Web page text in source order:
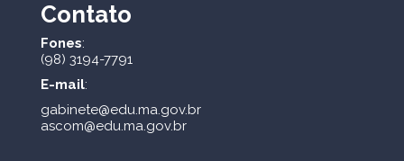
Contato
Fones:
(98) 3194-7791
E-mail:
gabinete@edu.ma.gov.br
ascom@edu.ma.gov.br